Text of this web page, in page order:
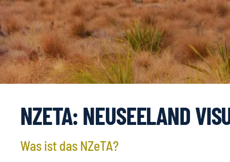
NZETA: NEUSEELAND
Was ist das NZeTA?